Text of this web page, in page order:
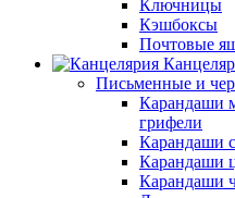
Ключницы
Кэшбоксы
Почтовые
Письменные и
Карандаши
грифели
Карандаши
Карандаши
Карандаши